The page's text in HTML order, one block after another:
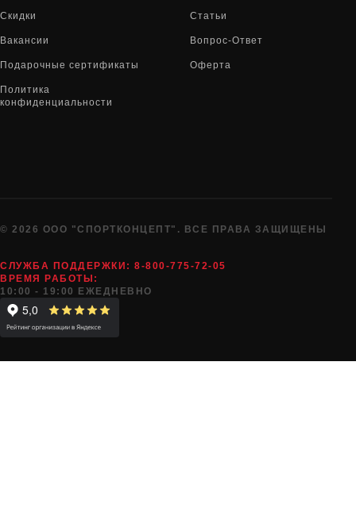
Скидки Статьи
Вакансии Вопрос-Ответ
Подарочные сертификаты Оферта
Политика
конфиденциальности
© 2026 ООО "СПОРТКОНЦЕПТ". ВСЕ ПРАВА ЗАЩИЩЕНЫ
СЛУЖБА ПОДДЕРЖКИ: 8-800-775-72-05
ВРЕМЯ РАБОТЫ:
10:00 - 19:00 ЕЖЕДНЕВНО